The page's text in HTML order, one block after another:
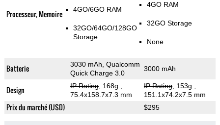
Processeur, Memoire 4GO/6GO RAM
32GO/64GO/128GO
Storage
4GO RAM
32GO Storage
None
Batterie
3030 mAh, Qualcomm
Quick Charge 3.0
3000 mAh
Design IP Rating, 168g
75.4x158.7x7.3 mm
IP Rating, 153g
151.1x74.2x7.5 mm
Prix du marché (USD) $295